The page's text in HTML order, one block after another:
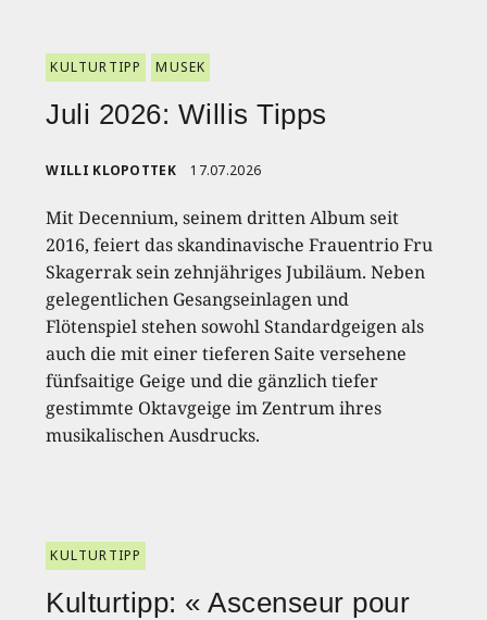
KULTURTIPP MUSEK
Juli 2026: Willis Tipps
WILLI KLOPOTTEK 17.07.2026
Mit Decennium, seinem dritten Album seit
2016, feiert das skandinavische Frauentrio Fru
Skagerrak sein zehnjähriges Jubiläum. Neben
gelegentlichen Gesangseinlagen und
Flötenspiel stehen sowohl Standardgeigen als
auch die mit einer tieferen Saite versehene
fünfsaitige Geige und die gänzlich tiefer
gestimmte Oktavgeige im Zentrum ihres
musikalischen Ausdrucks.
KULTURTIPP
Kulturtipp: « Ascenseur pour